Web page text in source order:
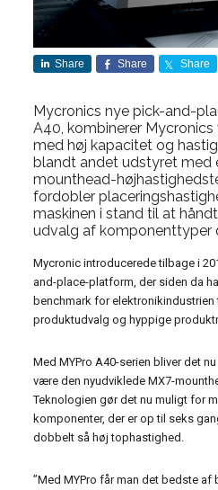
Share Share Share
Mycronics nye pick-and-
A40, kombinerer
med høj kapacitet og
blandt andet udstyret med
mounthead-
fordobler
maskinen i stand til at
udvalg af komponenttyper
Mycronic introducerede tilbage i
and-place-platform, der siden da
benchmark for
produktudvalg og hyppige
Med MYPro A40-serien bliver det
være den nyudviklede MX7-
Teknologien gør det nu muligt for
komponenter, der er op til seks
dobbelt så høj tophastighed.
”Med MYPro får man det bedste